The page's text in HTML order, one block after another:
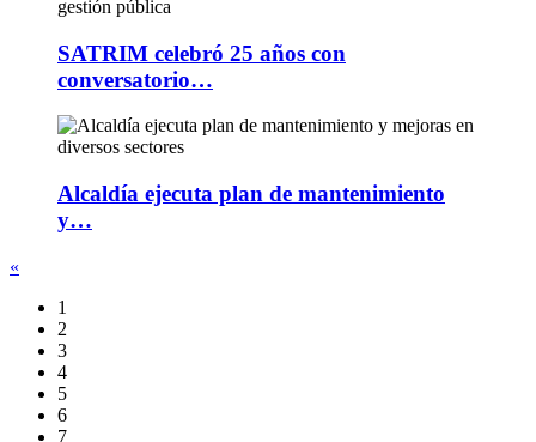
SATRIM celebró 25 años con
conversatorio…
Alcaldía ejecuta plan de mantenimiento
y…
«
1
2
3
4
5
6
7